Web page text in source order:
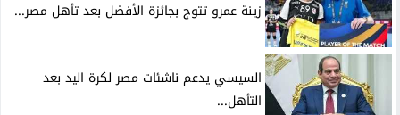
زينة عمرو تتوج بجائزة الأفضل بعد تأهل مصر...
السيسي يدعم ناشئات مصر لكرة اليد بعد
التأهل...